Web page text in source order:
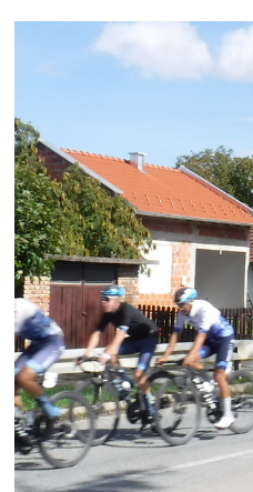
CRO Race 2022. – prolazak
biciklista kroz Slatinu
27.09.2022.
slatina.net